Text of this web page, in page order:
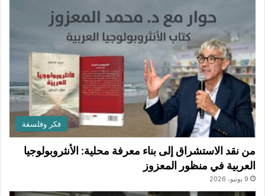
فكر وفلسفة
من نقد الاستشراق إلى بناء معرفة محلية: الأنثروبولوجيا
العربية في منظور المعزوز
9 يونيو، 2026